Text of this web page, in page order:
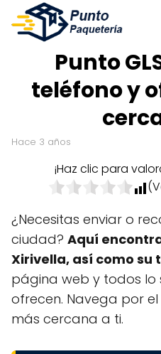
Punto
teléfono y
hace 3 años
¡Haz clic para
¿Necesitas enviar o
ciudad? Aquí
Xirivella, así como su
página web y todos lo
ofrecen. Navega por
más cercana a ti.